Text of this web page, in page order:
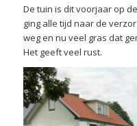
De tuin is dit voorjaar op
ging alle tijd naar de
weg en nu veel gras dat
Het geeft veel rust.